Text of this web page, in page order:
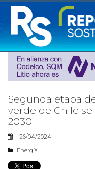
Segunda etapa
verde de Chile se
2030
26/04/2024
Energía